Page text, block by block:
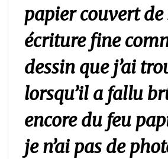
papier couvert de
écriture fine
dessin que j’ai
lorsqu’il a fallu
encore du feu
je n’ai pas de